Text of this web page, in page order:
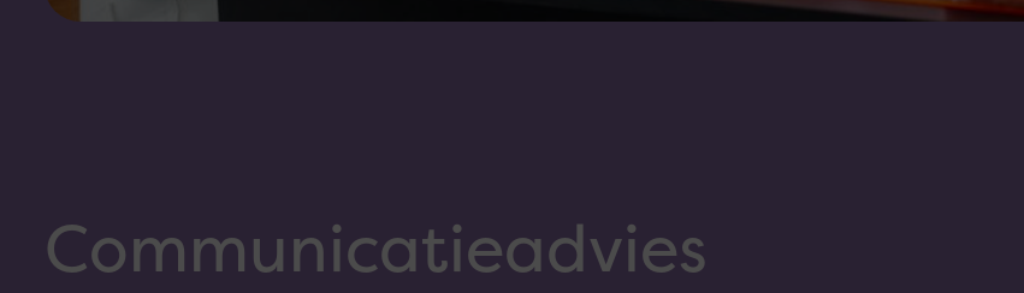
Communicatie­advies